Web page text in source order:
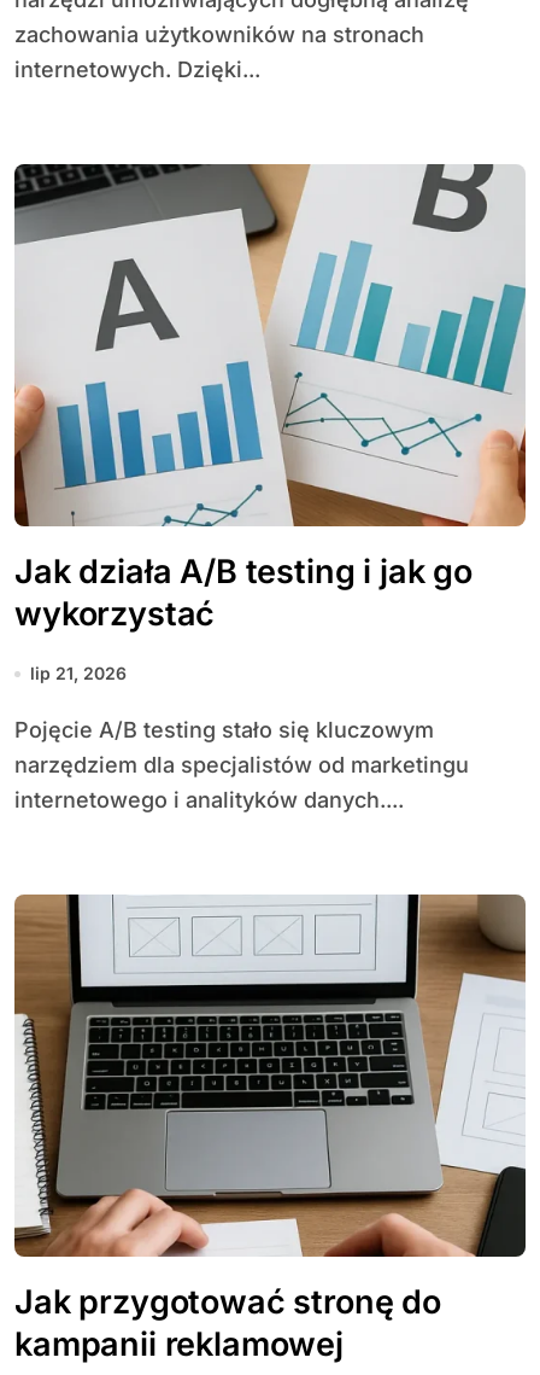
zachowania użytkowników na stronach
internetowych. Dzięki...
Jak działa A/B testing i jak go
wykorzystać
lip 21, 2026
Pojęcie A/B testing stało się kluczowym
narzędziem dla specjalistów od marketingu
internetowego i analityków danych....
Jak przygotować stronę do
kampanii reklamowej